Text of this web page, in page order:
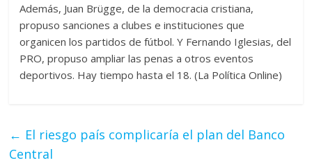
Además, Juan Brügge, de la democracia cristiana,
propuso sanciones a clubes e instituciones que
organicen los partidos de fútbol. Y Fernando Iglesias, del
PRO, propuso ampliar las penas a otros eventos
deportivos. Hay tiempo hasta el 18. (La Política Online)
← El riesgo país complicaría el plan del Banco
Central